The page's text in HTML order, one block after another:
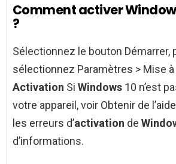
Comment activer
?
Sélectionnez le bouton Démarrer,
sélectionnez Paramètres > Mise
Activation Si Windows 10 n’est
votre appareil, voir Obtenir de
les erreurs d’activation de
d’informations.